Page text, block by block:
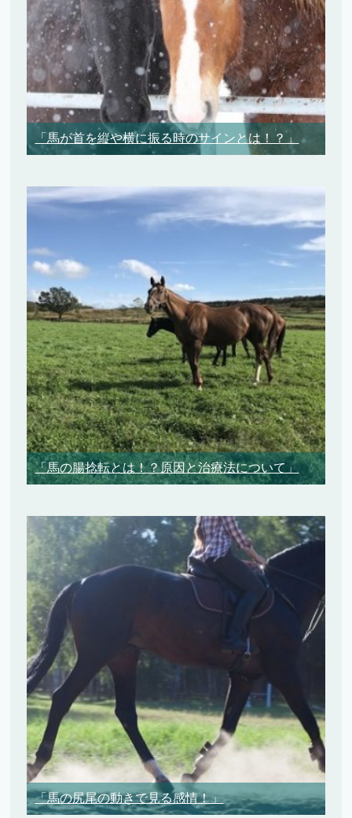
「馬が首を縦や横に振る時のサインとは！？」
「馬の腸捻転とは！？原因と治療法について」
「馬の尻尾の動きで見る感情！」